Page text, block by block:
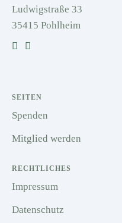
Ludwigstraße 33
35415 Pohlheim
SEITEN
Spenden
Mitglied werden
RECHTLICHES
Impressum
Datenschutz